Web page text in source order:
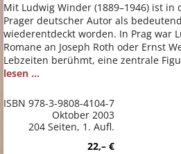
Mit Ludwig Winder (1889–1946) ist
Prager deutscher Autor als
wiederentdeckt worden. In Prag war
Romane an Joseph Roth oder Ernst
Lebzeiten berühmt, eine zentrale
lesen ...
ISBN 978-3-9808-4104-7
Oktober 2003
204 Seiten, 1. Aufl.
22,– €